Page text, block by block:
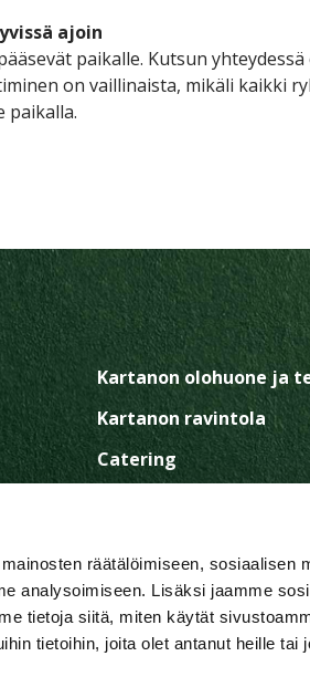
räätälöimiseen, sosiaalisen
analysoimiseen. Lisäksi jaamme
tietoja siitä, miten käytät
tietoihin, joita olet antanut heille tai
ajoin
paikalle. Kutsun
on vaillinaista, mikäli kaikki
paikalla.
Kartanon olohuone ja
Kartanon ravintola
Catering
Hae töihin Kartanon
Yhteystiedot